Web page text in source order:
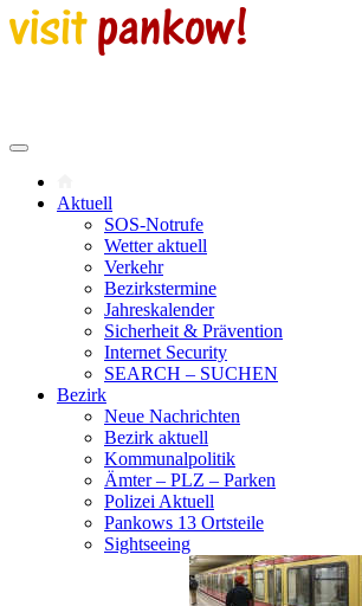
Aktuell
SOS-Notrufe
Wetter aktuell
Verkehr
Bezirkstermine
Jahreskalender
Sicherheit & Prävention
Internet Security
SEARCH – SUCHEN
Bezirk
Neue Nachrichten
Bezirk aktuell
Kommunalpolitik
Ämter – PLZ – Parken
Polizei Aktuell
Pankows 13 Ortsteile
Sightseeing